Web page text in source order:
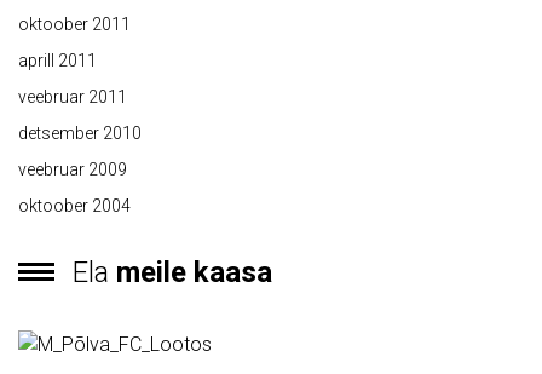
oktoober 2011
aprill 2011
veebruar 2011
detsember 2010
veebruar 2009
oktoober 2004
Ela meile kaasa